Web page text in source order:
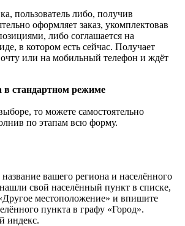
пользователь либо, получив
оформляет заказ, укомплектовав
либо соглашается на
в котором есть сейчас. Получает
или на мобильный телефон и ждёт
в стандартном режиме
то можете самостоятельно
по этапам всю форму.
вашего региона и населённого
свой населённый пункт в списке,
местоположение» и впишите
пункта в графу «Город».
индекс.